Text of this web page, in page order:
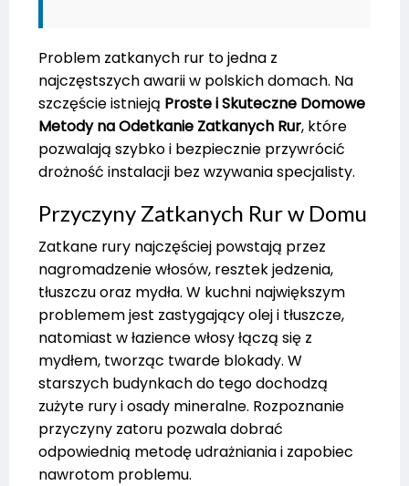
Problem zatkanych rur to jedna z
najczęstszych awarii w polskich domach. Na
szczęście istnieją Proste i Skuteczne Domowe
Metody na Odetkanie Zatkanych Rur, które
pozwalają szybko i bezpiecznie przywrócić
drożność instalacji bez wzywania specjalisty.
Przyczyny Zatkanych Rur w Domu
Zatkane rury najczęściej powstają przez
nagromadzenie włosów, resztek jedzenia,
tłuszczu oraz mydła. W kuchni największym
problemem jest zastygający olej i tłuszcze,
natomiast w łazience włosy łączą się z
mydłem, tworząc twarde blokady. W
starszych budynkach do tego dochodzą
zużyte rury i osady mineralne. Rozpoznanie
przyczyny zatoru pozwala dobrać
odpowiednią metodę udrażniania i zapobiec
nawrotom problemu.